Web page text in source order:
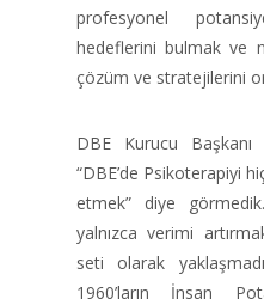
profesyonel
hedeflerini bulmak ve
çözüm ve stratejilerini
DBE Kurucu
“DBE’de Psikoterapiyi
etmek” diye
yalnızca verimi
seti olarak
1960’ların İnsan